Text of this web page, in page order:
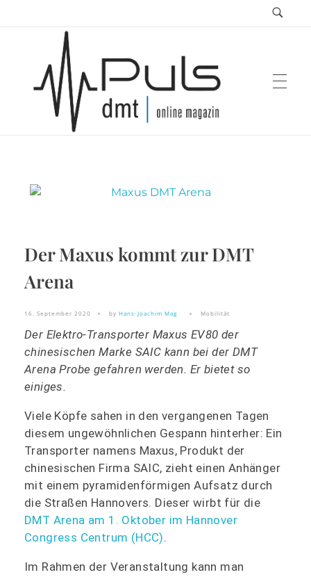
Puls Magazin
Zukunft der Mobilität
Der Maxus kommt zur DMT
Arena
16. September 2020 by Hans-Joachim Mag Mobilität
Der Elektro-Transporter Maxus EV80 der
chinesischen Marke SAIC kann bei der DMT
Arena Probe gefahren werden. Er bietet so
einiges.
Viele Köpfe sahen in den vergangenen Tagen
diesem ungewöhnlichen Gespann hinterher: Ein
Transporter namens Maxus, Produkt der
chinesischen Firma SAIC, zieht einen Anhänger
mit einem pyramidenförmigen Aufsatz durch
die Straßen Hannovers. Dieser wirbt für die
DMT Arena am 1. Oktober im Hannover
Congress Centrum (HCC).
Im Rahmen der Veranstaltung kann man